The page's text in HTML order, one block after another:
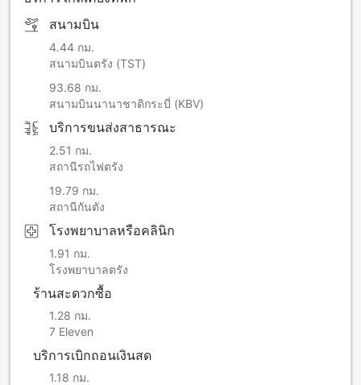
สนามบิน
4.44 กม.
สนามบินตรัง (TST)
93.68 กม.
สนามบินนานาชาติกระบี่ (KBV)
บริการขนส่งสาธารณะ
2.51 กม.
สถานีรถไฟตรัง
19.79 กม.
สถานีกันตัง
โรงพยาบาลหรือคลินิก
1.91 กม.
โรงพยาบาลตรัง
ร้านสะดวกซื้อ
1.28 กม.
7 Eleven
บริการเบิกถอนเงินสด
1.18 กม.